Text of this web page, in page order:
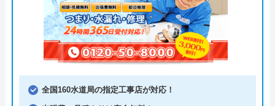
全国160水道局の指定工事店が対応！